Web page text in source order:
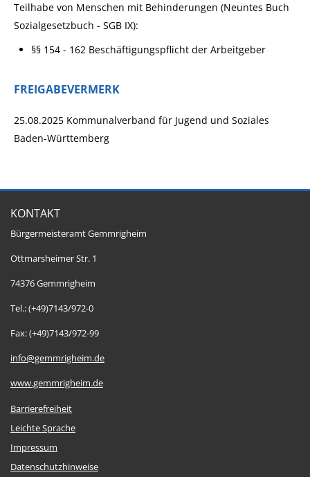
Teilhabe von Menschen mit Behinderungen (Neuntes Buch
Sozialgesetzbuch - SGB IX):
§§ 154 - 162 Beschäftigungspflicht der Arbeitgeber
FREIGABEVERMERK
25.08.2025 Kommunalverband für Jugend und Soziales
Baden-Württemberg
KONTAKT
Bürgermeisteramt Gemmrigheim
Ottmarsheimer Str. 1
74376 Gemmrigheim
Tel.: (+49)7143/972-0
Fax: (+49)7143/972-99
info@gemmrigheim.de
www.gemmrigheim.de
Barrierefreiheit
Leichte Sprache
Impressum
Datenschutzhinweise